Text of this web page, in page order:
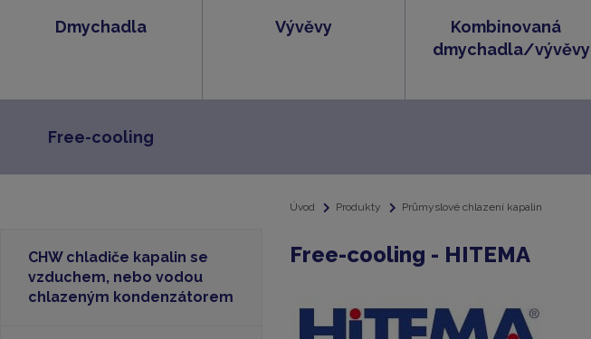
Dmychadla Vývěvy
Kombinovaná
dmychadla/vývěvy
Free-cooling
Úvod Produkty Průmyslové chlazení kapalin
Free-cooling - HITEMA
CHW chladiče kapalin se
vzduchem, nebo vodou
chlazeným kondenzátorem